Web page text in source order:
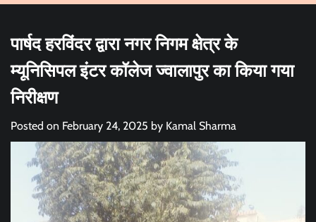
पार्षद हरविंदर द्वारा नगर निगम क्षेत्र के
म्यूनिसिपल इंटर कॉलेज ज्वालापुर का किया गया
निरीक्षण
Posted on February 24, 2025 by Kamal Sharma